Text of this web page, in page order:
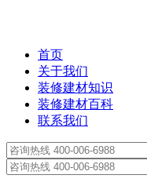
首页
关于我们
装修建材知识
装修建材百科
联系我们